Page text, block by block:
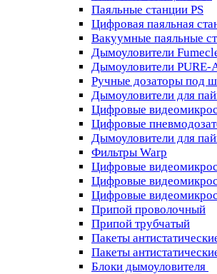
Паяльные станции PS
Цифровая паяльная
Вакуумные паяльные
Дымоуловители
Дымоуловители PURE-
Ручные дозаторы под
Дымоуловители для
Цифровые
Цифровые
Дымоуловители для
Фильтры Warp
Цифровые
Цифровые
Цифровые
Припой проволочный
Припой трубчатый
Пакеты
Пакеты
Блоки дымоуловителя